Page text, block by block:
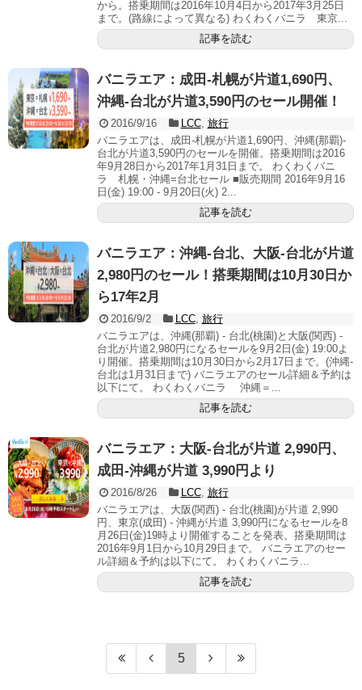
から。搭乗期間は2016年10月4日から2017年3月25日
まで。(路線によって異なる) わくわくバニラ 東京...
記事を読む
バニラエア：成田-札幌が片道1,690円、
沖縄-台北が片道3,590円のセール開催！
2016/9/16 LCC, 旅行
バニラエアは、成田-札幌が片道1,690円、沖縄(那覇)-
台北が片道3,590円のセールを開催。搭乗期間は2016
年9月28日から2017年1月31日まで。 わくわくバニ
ラ 札幌・沖縄=台北セール ■販売期間 2016年9月16
日(金) 19:00 - 9月20日(火) 2...
記事を読む
バニラエア：沖縄-台北、大阪-台北が片道
2,980円のセール！搭乗期間は10月30日か
ら17年2月
2016/9/2 LCC, 旅行
バニラエアは、沖縄(那覇) - 台北(桃園)と大阪(関西) -
台北が片道2,980円になるセールを9月2日(金) 19:00よ
り開催。搭乗期間は10月30日から2月17日まで。(沖縄-
台北は1月31日まで) バニラエアのセール詳細＆予約は
以下にて。 わくわくバニラ 沖縄＝...
記事を読む
バニラエア：大阪-台北が片道 2,990円、
成田-沖縄が片道 3,990円より
2016/8/26 LCC, 旅行
バニラエアは、大阪(関西) - 台北(桃園)が片道 2,990
円、東京(成田) - 沖縄が片道 3,990円になるセールを8
月26日(金)19時より開催することを発表。搭乗期間は
2016年9月1日から10月29日まで。 バニラエアのセー
ル詳細＆予約は以下にて。 わくわくバニラ...
記事を読む
5